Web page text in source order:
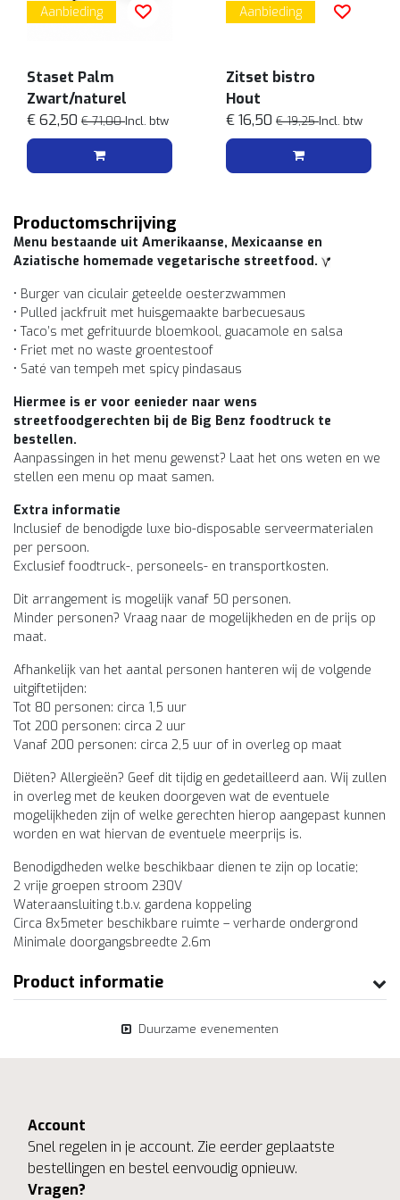
Aanbieding
Staset Palm
Zwart/naturel
€ 62,50 € 71,00Incl. btw
Aanbieding
Zitset bistro
Hout
€ 16,50 € 19,25Incl. btw
Productomschrijving
Menu bestaande uit Amerikaanse, Mexicaanse en
Aziatische homemade vegetarische streetfood.
• Burger van ciculair geteelde oesterzwammen
• Pulled jackfruit met huisgemaakte barbecuesaus
• Taco’s met gefrituurde bloemkool, guacamole en salsa
• Friet met no waste groentestoof
• Saté van tempeh met spicy pindasaus
Hiermee is er voor eenieder naar wens
streetfoodgerechten bij de Big Benz foodtruck te
bestellen.
Aanpassingen in het menu gewenst? Laat het ons weten en we
stellen een menu op maat samen.
Extra informatie
Inclusief de benodigde luxe bio-disposable serveermaterialen
per persoon.
Exclusief foodtruck-, personeels- en transportkosten.
Dit arrangement is mogelijk vanaf 50 personen.
Minder personen? Vraag naar de mogelijkheden en de prijs op
maat.
Afhankelijk van het aantal personen hanteren wij de volgende
uitgiftetijden:
Tot 80 personen: circa 1,5 uur
Tot 200 personen: circa 2 uur
Vanaf 200 personen: circa 2,5 uur of in overleg op maat
Diëten? Allergieën? Geef dit tijdig en gedetailleerd aan. Wij zullen
in overleg met de keuken doorgeven wat de eventuele
mogelijkheden zijn of welke gerechten hierop aangepast kunnen
worden en wat hiervan de eventuele meerprijs is.
Benodigdheden welke beschikbaar dienen te zijn op locatie;
2 vrije groepen stroom 230V
Wateraansluiting t.b.v. gardena koppeling
Circa 8x5meter beschikbare ruimte – verharde ondergrond
Minimale doorgangsbreedte 2.6m
Product informatie
Duurzame evenementen
Account
Snel regelen in je account. Zie eerder geplaatste
bestellingen en bestel eenvoudig opnieuw.
Vragen?